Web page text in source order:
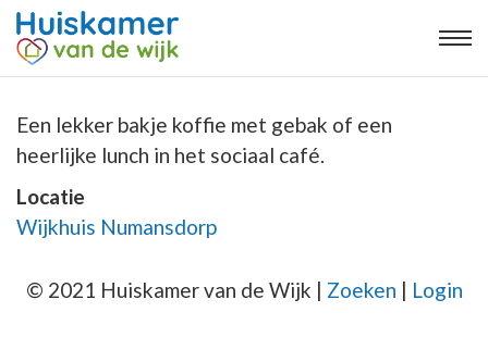
Een lekker bakje koffie met gebak of een
heerlijke lunch in het sociaal café.
Locatie
Wijkhuis Numansdorp
© 2021 Huiskamer van de Wijk | Zoeken | Login